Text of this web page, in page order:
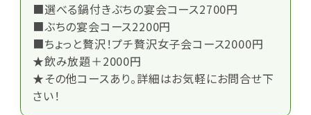
■選べる鍋付きぶちの宴会コース2700円
■ぶちの宴会コース2200円
■ちょっと贅沢！プチ贅沢女子会コース2000円
★飲み放題＋2000円
★その他コースあり。詳細はお気軽にお問合せ下
さい！